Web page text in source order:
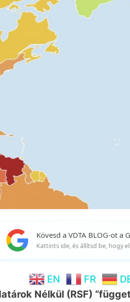
Kövesd a VDTA BLOG-ot a
Kattints ide, és állítsd be, hogy
EN FR
Nélkül (RSF)